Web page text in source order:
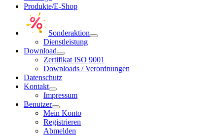
Produkte/E-Shop
Sonderaktion
Dienstleistung
Download
Zertifikat ISO 9001
Downloads / Verordnungen
Datenschutz
Kontakt
Impressum
Benutzer
Mein Konto
Registrieren
Abmelden